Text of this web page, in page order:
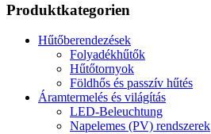
Produktkategorien
Hűtőberendezések
Folyadékhűtők
Hűtőtornyok
Földhős és passzív hűtés
Áramtermelés és világítás
LED-Beleuchtung
Napelemes (PV) rendszerek